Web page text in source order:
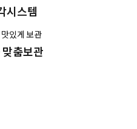
시스템
있게 보관
춤보관